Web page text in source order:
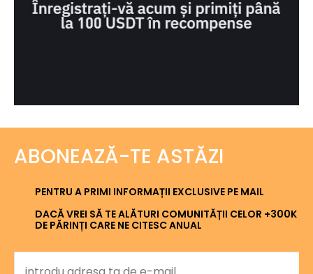
ABONEAZĂ-TE ASTĂZI
PENTRU A PRIMI INFORMAȚII EXCLUSIVE PE MAIL
DACĂ VREI SĂ TE ALĂTURI COMUNITĂȚII CELOR +300K
DE PĂRINȚI CARE NE CITESC ANUAL